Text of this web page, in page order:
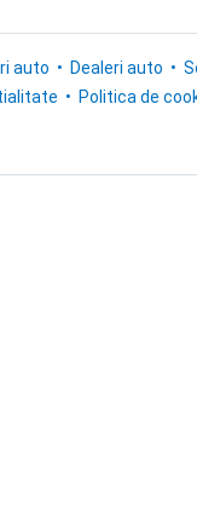
auto Dealeri auto
Politica de